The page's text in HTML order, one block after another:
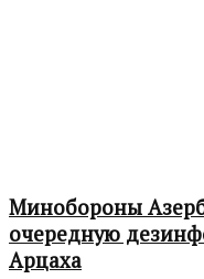
Минобороны
очередную
Арцаха